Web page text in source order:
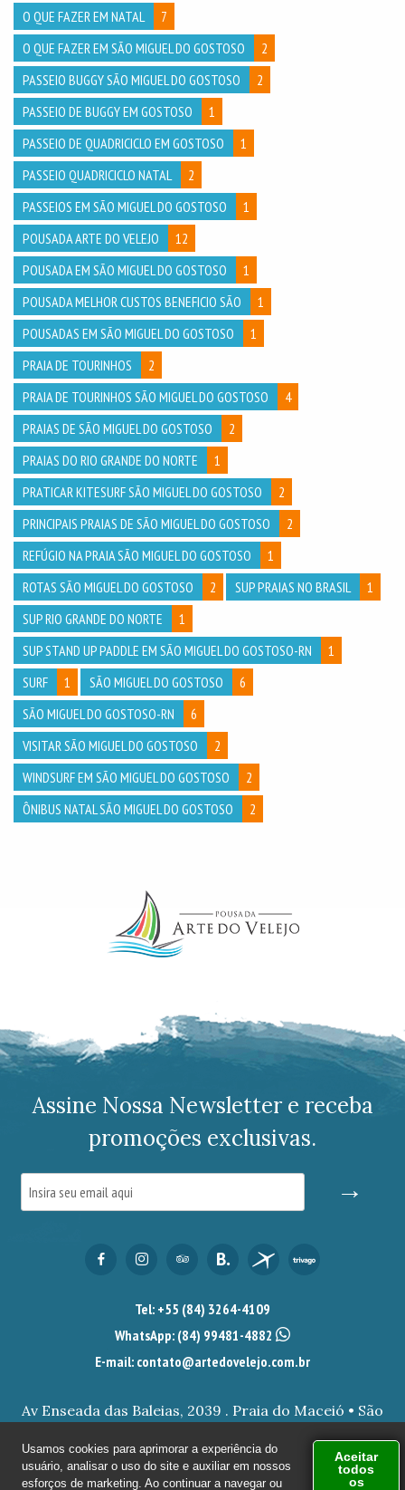
O QUE FAZER EM NATAL
7
O QUE FAZER EM SÃO MIGUEL DO GOSTOSO
2
PASSEIO BUGGY SÃO MIGUEL DO GOSTOSO
2
PASSEIO DE BUGGY EM GOSTOSO
1
PASSEIO DE QUADRICICLO EM GOSTOSO
1
PASSEIO QUADRICICLO NATAL
2
PASSEIOS EM SÃO MIGUEL DO GOSTOSO
1
POUSADA ARTE DO VELEJO
12
POUSADA EM SÃO MIGUEL DO GOSTOSO
1
POUSADA MELHOR CUSTOS BENEFICIO SÃO
1
POUSADAS EM SÃO MIGUEL DO GOSTOSO
1
PRAIA DE TOURINHOS
2
PRAIA DE TOURINHOS SÃO MIGUEL DO GOSTOSO
4
PRAIAS DE SÃO MIGUEL DO GOSTOSO
2
PRAIAS DO RIO GRANDE DO NORTE
1
PRATICAR KITESURF SÃO MIGUEL DO GOSTOSO
2
PRINCIPAIS PRAIAS DE SÃO MIGUEL DO GOSTOSO
2
REFÚGIO NA PRAIA SÃO MIGUEL DO GOSTOSO
1
ROTAS SÃO MIGUEL DO GOSTOSO
2 SUP PRAIAS NO BRASIL
1
SUP RIO GRANDE DO NORTE
1
SUP STAND UP PADDLE EM SÃO MIGUEL DO GOSTOSO-RN
1
SURF
1 SÃO MIGUEL DO GOSTOSO
6
SÃO MIGUEL DO GOSTOSO-RN
6
VISITAR SÃO MIGUEL DO GOSTOSO
2
WINDSURF EM SÃO MIGUEL DO GOSTOSO
2
ÔNIBUS NATAL SÃO MIGUEL DO GOSTOSO
2
Assine Nossa Newsletter e receba
promoções exclusivas.
→
Tel: +55 (84) 3264-4109
WhatsApp: (84) 99481-4882
E-mail: contato@artedovelejo.com.br
Av Enseada das Baleias, 2039 . Praia do Maceió • São
© 2026 ARTE DO VELEJO - POUSADA EM SÃO MIGUEL DO
Usamos cookies para aprimorar a experiência do
usuário, analisar o uso do site e auxiliar em nossos
esforços de marketing. Ao continuar a navegar ou
Aceitar
todos
os